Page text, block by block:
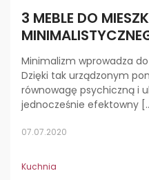
3 MEBLE DO
Minimalizm wprowadza
Dzięki tak urządzonym
równowagę psychiczną i
jednocześnie efektowny
07.07.2020
Kuchnia